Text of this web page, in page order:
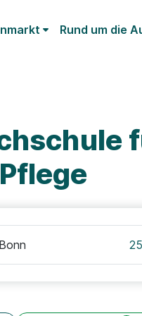
Rund um die